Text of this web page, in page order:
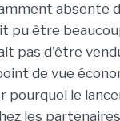
absente
pu être
pas d'être
de vue
pourquoi le
les